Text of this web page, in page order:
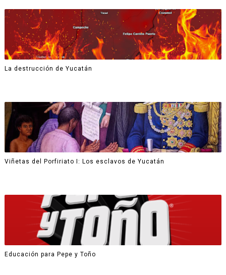
La destrucción de Yucatán
Viñetas del Porfiriato I: Los esclavos de Yucatán
Educación para Pepe y Toño